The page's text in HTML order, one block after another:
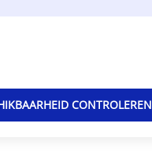
CONTROLEREN